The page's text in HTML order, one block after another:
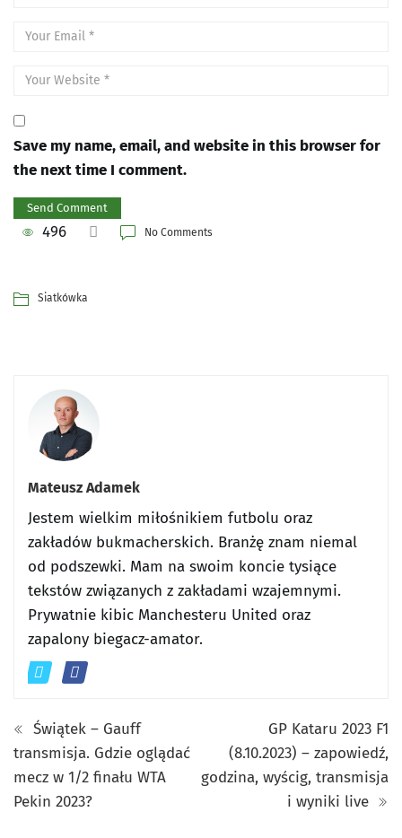
Save my name, email, and website in this browser for
the next time I comment.
496 No Comments
Siatkówka
Mateusz Adamek
Jestem wielkim miłośnikiem futbolu oraz
zakładów bukmacherskich. Branżę znam niemal
od podszewki. Mam na swoim koncie tysiące
tekstów związanych z zakładami wzajemnymi.
Prywatnie kibic Manchesteru United oraz
zapalony biegacz-amator.
Świątek – Gauff
transmisja. Gdzie oglądać
mecz w 1/2 finału WTA
Pekin 2023?
GP Kataru 2023 F1
(8.10.2023) – zapowiedź,
godzina, wyścig, transmisja
i wyniki live